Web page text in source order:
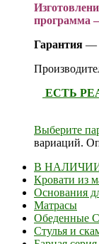
программа
Гарантия —
ЕСТЬ
Выберите
вариаций.
В
Кровати из
Основания
Матрасы
Обеденные
Стулья и